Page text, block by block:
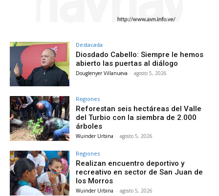
Destacada
Diosdado Cabello: Siempre le hemos
abierto las puertas al diálogo
Douglenyer Villanueva - agosto 5, 2026
Regiones
Reforestan seis hectáreas del Valle
del Turbio con la siembra de 2.000
árboles
Wuinder Urbina - agosto 5, 2026
Regiones
Realizan encuentro deportivo y
recreativo en sector de San Juan de
los Morros
Wuinder Urbina - agosto 5, 2026